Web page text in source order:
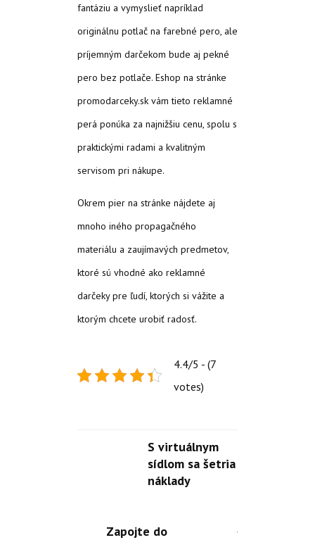
fantáziu a vymyslieť napríklad
originálnu potlač na farebné pero, ale
príjemným darčekom bude aj pekné
pero bez potlače. Eshop na stránke
promodarceky.sk vám tieto reklamné
perá ponúka za najnižšiu cenu, spolu s
praktickými radami a kvalitným
servisom pri nákupe.
Okrem pier na stránke nájdete aj
mnoho iného propagačného
materiálu a zaujímavých predmetov,
ktoré sú vhodné ako reklamné
darčeky pre ľudí, ktorých si vážite a
ktorým chcete urobiť radosť.
4.4/5 - (7
votes)
S virtuálnym
sídlom sa šetria
náklady
Zapojte do